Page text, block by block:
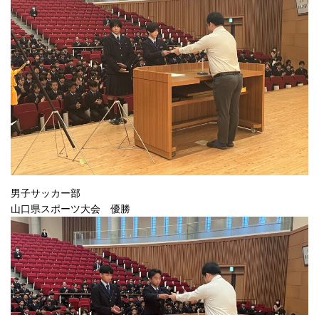
男子サッカー部
山口県スポーツ大会 優勝